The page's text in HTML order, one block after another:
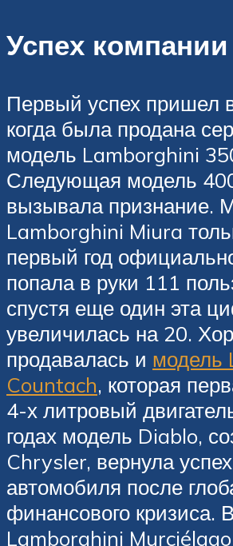
Успех компании
Первый успех пришел
когда была продана
модель Lamborghini
Следующая модель
вызывала признание.
Lamborghini Miura
первый год
попала в руки 111
спустя еще один эта
увеличилась на 20.
продавалась и модель
Countach, которая
4-х литровый
годах модель Diablo,
Chrysler, вернула успех
автомобиля после
финансового кризиса.
Lamborghini